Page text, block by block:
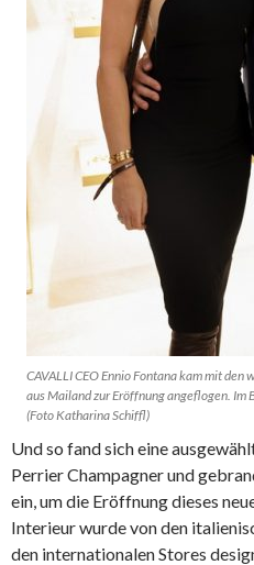
CAVALLI CEO Ennio Fontana kam mit
aus Mailand zur Eröffnung angeflogen.
(Foto Katharina Schiffl)
Und so fand sich eine
Perrier Champagner und
ein, um die Eröffnung dieses
Interieur wurde von den
den internationalen Stores